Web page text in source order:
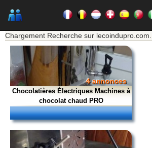
Chargement Recherche sur lecoindupro.com...
4 annonces
Chocolatières Électriques Machines à
chocolat chaud PRO